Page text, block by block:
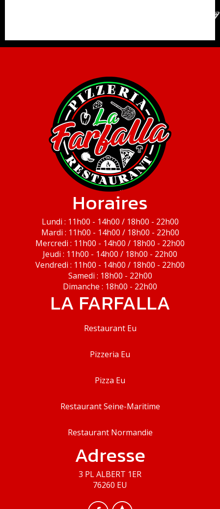
Horaires
Lundi : 11h00 - 14h00 / 18h00 - 22h00
Mardi : 11h00 - 14h00 / 18h00 - 22h00
Mercredi : 11h00 - 14h00 / 18h00 - 22h00
Jeudi : 11h00 - 14h00 / 18h00 - 22h00
Vendredi : 11h00 - 14h00 / 18h00 - 22h00
Samedi : 18h00 - 22h00
Dimanche : 18h00 - 22h00
LA FARFALLA
Restaurant Eu
Pizzeria Eu
Pizza Eu
Restaurant Seine-Maritime
Restaurant Normandie
Adresse
3 PL ALBERT 1ER
76260 EU